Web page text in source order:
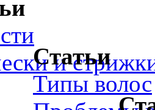
и
Статьи
Типы волос